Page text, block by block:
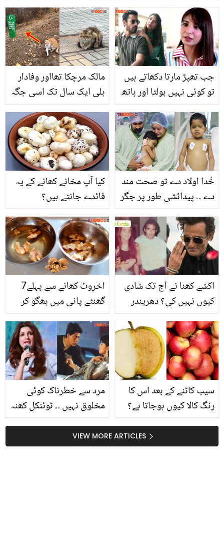
انشا اور شاہین کی
خوبصورت ویڈیو وائرل
مالک مرچکا تھااور وفادار
بلی ایک سال تک اسی جگہ
کی 3 وہ بلیاں جن کی اپنے
مالک سے محبت دیکھ کر
دنیا حیران ہوئی
جب تھپڑ مارتا دکھاتے ہیں
تو کوئی نہیں بولتا اور ہاتھ
غیر اخلاقی مناظر کی
حمایت میں انوکھی دلیل
پیش کردی ! دیکھیں
کیا آپ مخانے کھانے کے یہ
فائدے جانتے ہیں؟
خُدا اولاد دے تو صحت مند
دے ۔۔ پیدائشی طور پر جگر
کے والدین ہر ایک سانس کے
لیئے روتے ہیں
اخروٹ کھانے سے پہلے7
گھنٹے پانی میں بھگو کر
عمل کے ایسے ان گنت
فوائد، جو جاننا آپ کے لیئے
بہت ضروری ہیں
اکشے کھنا نے آج تک شادی
کیوں نہیں کی؟ دھریندر
کی ذاتی زندگی سے متعلق
انکشاف
مرد سے خطرناک کوئی
مخلوق نہیں ۔۔ ٹوئنکل کھنہ
ایسی بات کیوں کہی؟
سیب کاٹنے کے بعد اس کا
رنگ کالا کیوں ہوجاتا ہے؟
میں دلچسپ معلومات جو
آپ کو فائدہ پہنچائے گی
VIEW MORE ARTICLES